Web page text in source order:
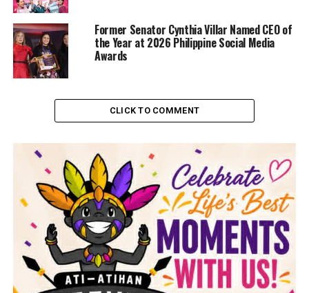
Former Senator Cynthia Villar Named CEO of
the Year at 2026 Philippine Social Media
Awards
CLICK TO COMMENT